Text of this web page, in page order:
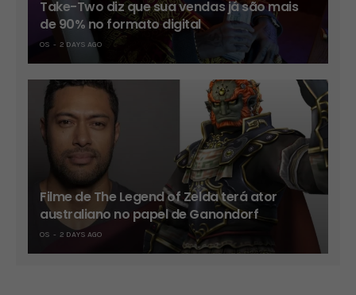
Take-Two diz que sua vendas já são mais
de 90% no formato digital
OS 2 DAYS AGO
Filme de The Legend of Zelda terá ator
australiano no papel de Ganondorf
OS 2 DAYS AGO